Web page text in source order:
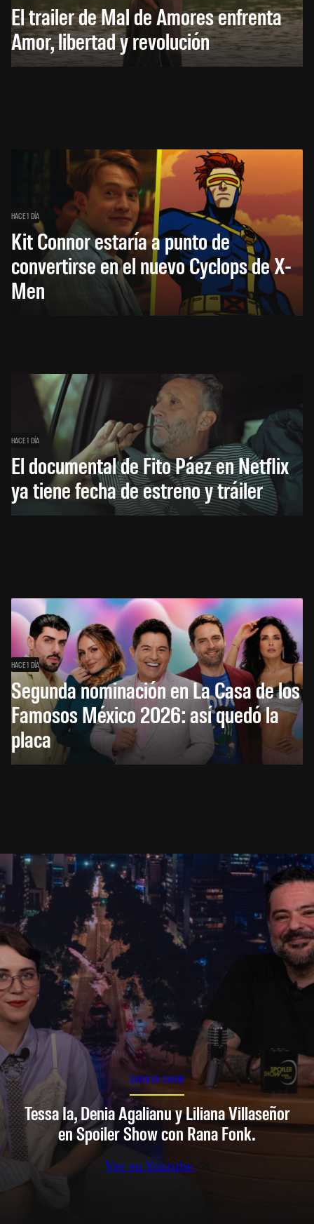
El trailer de Mal de Amores enfrenta
Amor, libertad y revolución
HACE 1 DÍA
Kit Connor estaría a punto de
convertirse en el nuevo Cyclops de X-
Men
HACE 1 DÍA
El documental de Fito Páez en Netflix
ya tiene fecha de estreno y tráiler
HACE 1 DÍA
Segunda nominación en La Casa de los
Famosos México 2026: así quedó la
placa
SPOILER SHOW
Tessa Ia, Denia Agalianu y Liliana Villaseñor
en Spoiler Show con Rana Fonk.
Ver en Youtube